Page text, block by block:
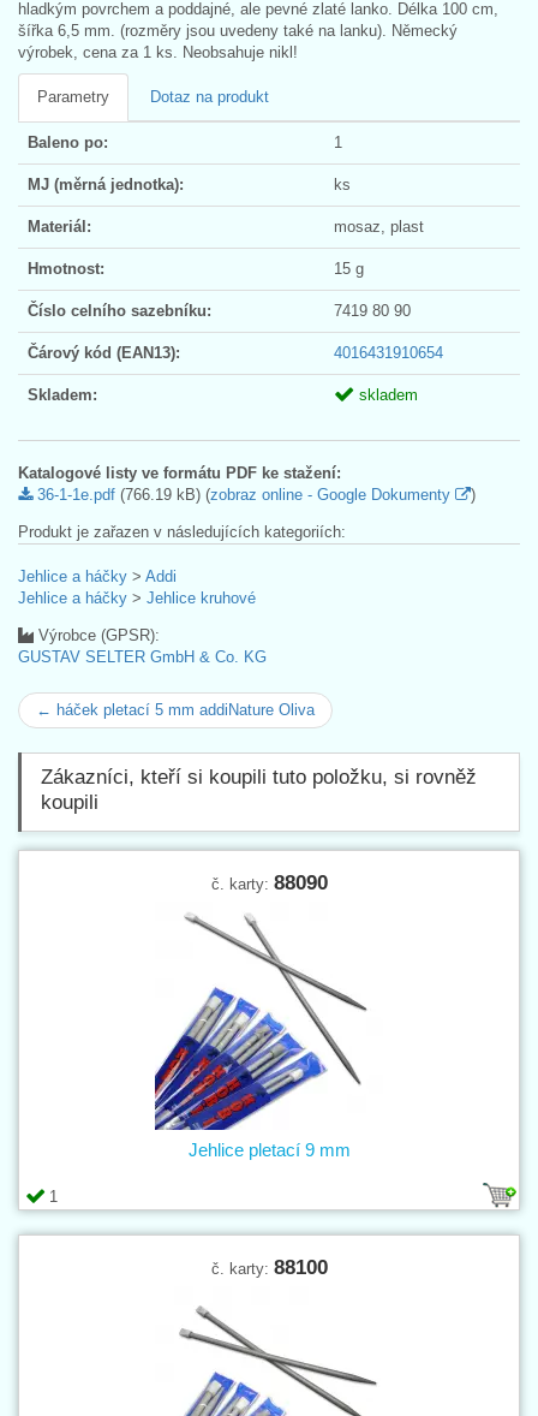
hladkým povrchem a poddajné, ale pevné zlaté lanko. Délka 100 cm,
šířka 6,5 mm. (rozměry jsou uvedeny také na lanku). Německý
výrobek, cena za 1 ks. Neobsahuje nikl!
Parametry Dotaz na produkt
Baleno po: 1
MJ (měrná jednotka): ks
Materiál: mosaz, plast
Hmotnost: 15 g
Číslo celního sazebníku: 7419 80 90
Čárový kód (EAN13): 4016431910654
Skladem: skladem
Katalogové listy ve formátu PDF ke stažení:
36-1-1e.pdf (766.19 kB) (zobraz online - Google Dokumenty )
Produkt je zařazen v následujících kategoriích:
Jehlice a háčky > Addi
Jehlice a háčky > Jehlice kruhové
Výrobce (GPSR):
GUSTAV SELTER GmbH & Co. KG
← háček pletací 5 mm addiNature Oliva
Zákazníci, kteří si koupili tuto položku, si rovněž
koupili
č. karty: 88090
1
Jehlice pletací 9 mm
č. karty: 88100